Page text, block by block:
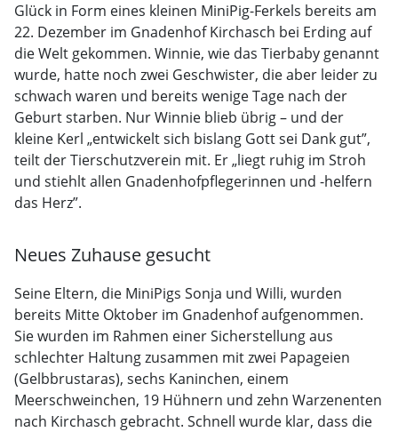
Glück in Form eines kleinen MiniPig-Ferkels bereits am
22. Dezember im Gnadenhof Kirchasch bei Erding auf
die Welt gekommen. Winnie, wie das Tierbaby genannt
wurde, hatte noch zwei Geschwister, die aber leider zu
schwach waren und bereits wenige Tage nach der
Geburt starben. Nur Winnie blieb übrig – und der
kleine Kerl „entwickelt sich bislang Gott sei Dank gut”,
teilt der Tierschutzverein mit. Er „liegt ruhig im Stroh
und stiehlt allen Gnadenhofpflegerinnen und -helfern
das Herz”.
Neues Zuhause gesucht
Seine Eltern, die MiniPigs Sonja und Willi, wurden
bereits Mitte Oktober im Gnadenhof aufgenommen.
Sie wurden im Rahmen einer Sicherstellung aus
schlechter Haltung zusammen mit zwei Papageien
(Gelbbrustaras), sechs Kaninchen, einem
Meerschweinchen, 19 Hühnern und zehn Warzenenten
nach Kirchasch gebracht. Schnell wurde klar, dass die